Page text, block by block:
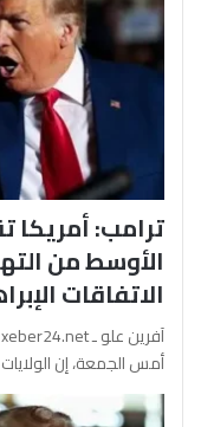
ترامب: أمريكا
الأوسط من
الاتفاقات
أمس الجمعة، إن